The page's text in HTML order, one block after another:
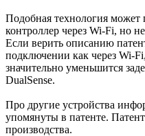
Подобная технология может
контроллер через Wi-Fi, но
Если верить описанию
подключении как через Wi-
значительно уменьшится
DualSense.
Про другие устройства
упомянуты в патенте. Патент
производства.